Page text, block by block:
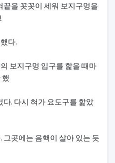
끝을 꼿꼿이 세워 보지구멍을
다.
보지구멍 입구를 핥을 때마
. 다시 혀가 요도구를 핥았
곳에는 음핵이 살아 있는 듯